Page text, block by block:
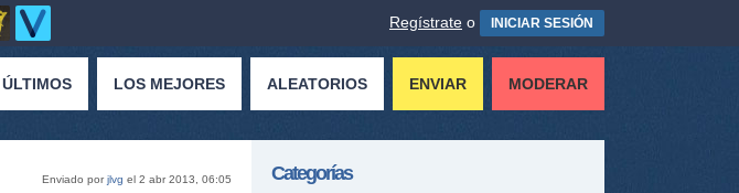
Regístrate o INICIAR SESIÓN
ÚLTIMOS LOS MEJORES ALEATORIOS ENVIAR MODERAR
Enviado porjlvg el 2 abr 2013, 06:05 Categorías